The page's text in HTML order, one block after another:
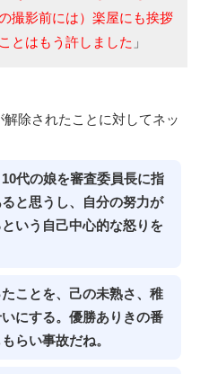
撮影前には）楽屋にも挨拶
とはもう許しました 」
除されたことに対してネッ
代の娘を審査委員長に指
と思うし、自分の努力が
いう自己中心的な怒りを
ことを、己の未熟さ、稚
にする。優勝ありきの番
らい事故だね。